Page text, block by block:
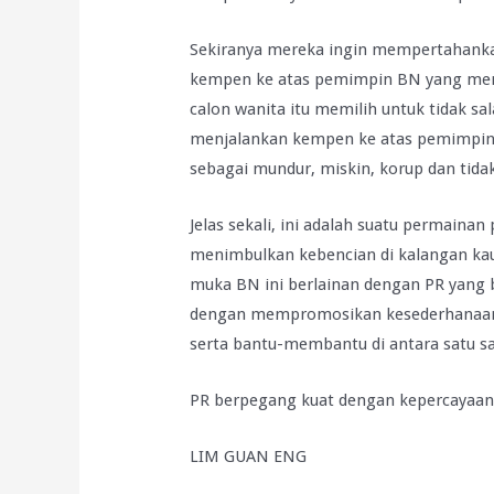
Sekiranya mereka ingin
kempen ke atas pemimpin BN yang
calon wanita itu memilih untuk tidak
menjalankan kempen ke atas
sebagai mundur, miskin, korup dan
Jelas sekali, ini adalah suatu
menimbulkan kebencian di kalangan
muka BN ini berlainan dengan PR
dengan mempromosikan
serta bantu-membantu di antara satu
PR berpegang kuat dengan
LIM GUAN ENG